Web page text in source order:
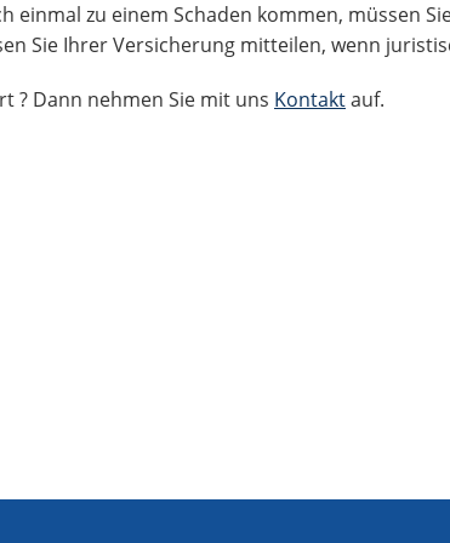
einmal zu einem Schaden kommen, müssen
Sie Ihrer Versicherung mitteilen, wenn
? Dann nehmen Sie mit uns Kontaktauf.